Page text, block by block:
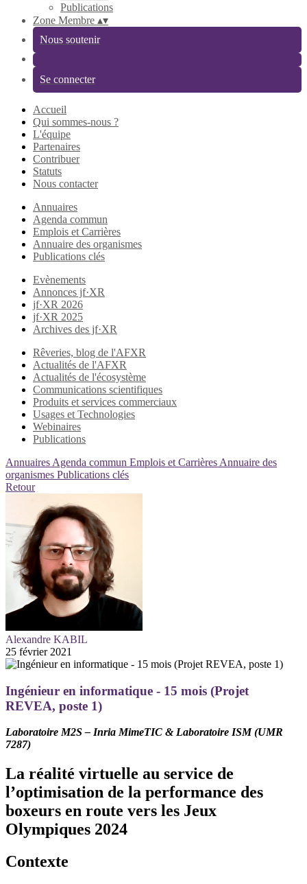
Publications
Zone Membre ▴▾
Nous soutenir
Se connecter
Accueil
Qui sommes-nous ?
L'équipe
Partenaires
Contribuer
Statuts
Nous contacter
Annuaires
Agenda commun
Emplois et Carrières
Annuaire des organismes
Publications clés
Evènements
Annonces jf·XR
jf·XR 2026
jf·XR 2025
Archives des jf·XR
Rêveries, blog de l'AFXR
Actualités de l'AFXR
Actualités de l'écosystème
Communications scientifiques
Produits et services commerciaux
Usages et Technologies
Webinaires
Publications
Annuaires Agenda commun Emplois et Carrières Annuaire des
organismes Publications clés
Retour
Alexandre KABIL
25 février 2021
Ingénieur en informatique - 15 mois (Projet
REVEA, poste 1)
Laboratoire M2S – Inria MimeTIC & Laboratoire ISM (UMR
7287)
La réalité virtuelle au service de
l’optimisation de la performance des
boxeurs en route vers les Jeux
Olympiques 2024
Contexte